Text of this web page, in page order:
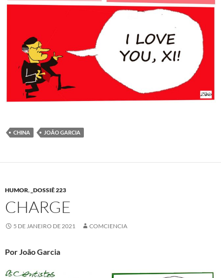
CHINA JOÃO GARCIA
HUMOR, _DOSSIÊ 223
CHARGE
5 DE JANEIRO DE 2021 COMCIENCIA
Por João Garcia